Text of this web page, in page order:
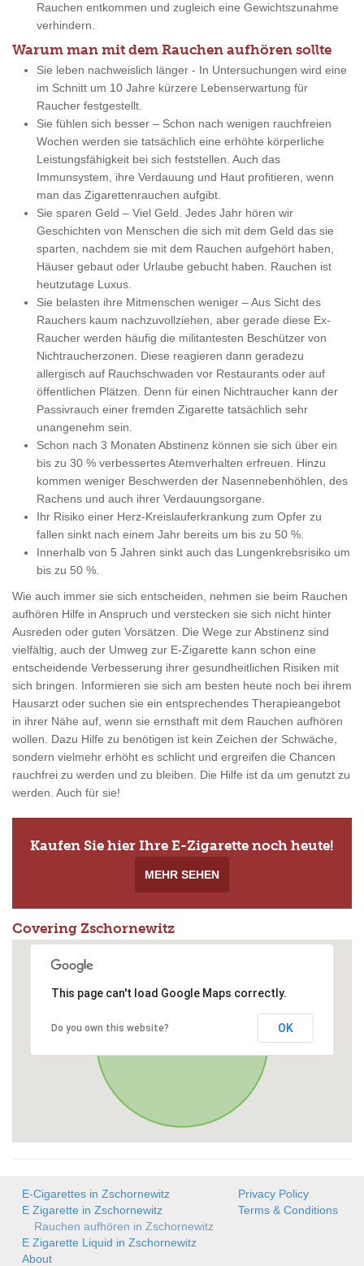
Rauchen entkommen und zugleich eine Gewichtszunahme
verhindern.
Warum man mit dem Rauchen aufhören sollte
Sie leben nachweislich länger - In Untersuchungen wird eine
im Schnitt um 10 Jahre kürzere Lebenserwartung für
Raucher festgestellt.
Sie fühlen sich besser – Schon nach wenigen rauchfreien
Wochen werden sie tatsächlich eine erhöhte körperliche
Leistungsfähigkeit bei sich feststellen. Auch das
Immunsystem, ihre Verdauung und Haut profitieren, wenn
man das Zigarettenrauchen aufgibt.
Sie sparen Geld – Viel Geld. Jedes Jahr hören wir
Geschichten von Menschen die sich mit dem Geld das sie
sparten, nachdem sie mit dem Rauchen aufgehört haben,
Häuser gebaut oder Urlaube gebucht haben. Rauchen ist
heutzutage Luxus.
Sie belasten ihre Mitmenschen weniger – Aus Sicht des
Rauchers kaum nachzuvollziehen, aber gerade diese Ex-
Raucher werden häufig die militantesten Beschützer von
Nichtraucherzonen. Diese reagieren dann geradezu
allergisch auf Rauchschwaden vor Restaurants oder auf
öffentlichen Plätzen. Denn für einen Nichtraucher kann der
Passivrauch einer fremden Zigarette tatsächlich sehr
unangenehm sein.
Schon nach 3 Monaten Abstinenz können sie sich über ein
bis zu 30 % verbessertes Atemverhalten erfreuen. Hinzu
kommen weniger Beschwerden der Nasennebenhöhlen, des
Rachens und auch ihrer Verdauungsorgane.
Ihr Risiko einer Herz-Kreislauferkrankung zum Opfer zu
fallen sinkt nach einem Jahr bereits um bis zu 50 %.
Innerhalb von 5 Jahren sinkt auch das Lungenkrebsrisiko um
bis zu 50 %.
Wie auch immer sie sich entscheiden, nehmen sie beim Rauchen
aufhören Hilfe in Anspruch und verstecken sie sich nicht hinter
Ausreden oder guten Vorsätzen. Die Wege zur Abstinenz sind
vielfältig, auch der Umweg zur E-Zigarette kann schon eine
entscheidende Verbesserung ihrer gesundheitlichen Risiken mit
sich bringen. Informieren sie sich am besten heute noch bei ihrem
Hausarzt oder suchen sie ein entsprechendes Therapieangebot
in ihrer Nähe auf, wenn sie ernsthaft mit dem Rauchen aufhören
wollen. Dazu Hilfe zu benötigen ist kein Zeichen der Schwäche,
sondern vielmehr erhöht es schlicht und ergreifen die Chancen
rauchfrei zu werden und zu bleiben. Die Hilfe ist da um genutzt zu
werden. Auch für sie!
Kaufen Sie hier Ihre E-Zigarette noch heute!
MEHR SEHEN
Covering Zschornewitz
This page can't load Google Maps correctly.
Do you own this website? OK
E-Cigarettes in Zschornewitz
E Zigarette in Zschornewitz
Rauchen aufhören in Zschornewitz
E Zigarette Liquid in Zschornewitz
About
Privacy Policy
Terms & Conditions